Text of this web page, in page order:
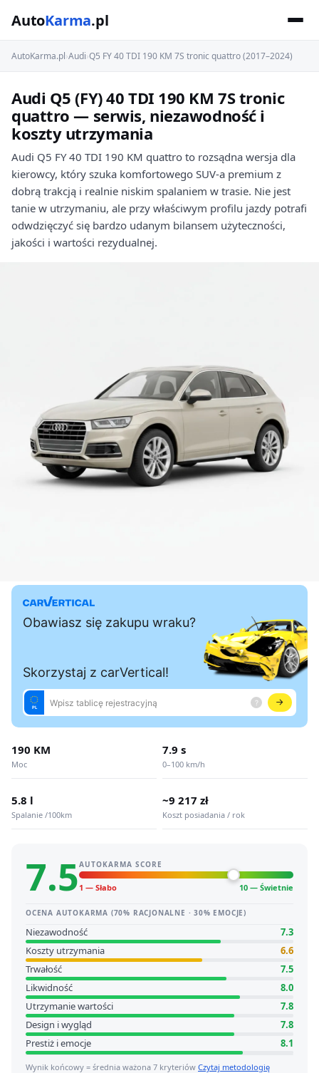
AutoKarma.pl
AutoKarma.pl›Audi›Q5 FY 40 TDI 190 KM 7S tronic quattro (2017–2024)
Audi Q5 (FY) 40 TDI 190 KM 7S tronic
quattro — serwis, niezawodność i
koszty utrzymania
Audi Q5 FY 40 TDI 190 KM quattro to rozsądna wersja dla
kierowcy, który szuka komfortowego SUV-a premium z
dobrą trakcją i realnie niskim spalaniem w trasie. Nie jest
tanie w utrzymaniu, ale przy właściwym profilu jazdy potrafi
odwdzięczyć się bardzo udanym bilansem użyteczności,
jakości i wartości rezydualnej.
190 KM
Moc
7.9 s
0–100 km/h
5.8 l
Spalanie /100km
~9 217 zł
Koszt posiadania / rok
7.5AUTOKARMA SCORE
1 — Słabo 10 — Świetnie
OCENA AUTOKARMA (70% RACJONALNE · 30% EMOCJE)
Niezawodność
7.3
Koszty utrzymania
6.6
Trwałość
7.5
Likwidność
8.0
Utrzymanie wartości
7.8
Design i wygląd
7.8
Prestiż i emocje
8.1
Wynik końcowy = średnia ważona 7 kryteriów Czytaj metodologię